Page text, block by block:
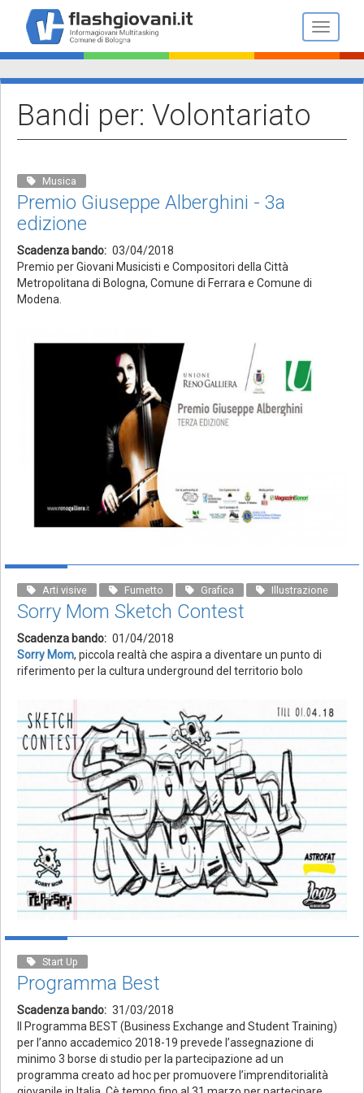
contenuto
principale
Toggle
Bandi per: Volontariato
Musica
Premio Giuseppe Alberghini - 3a
edizione
Scadenza bando
03/04/2018
Premio per Giovani Musicisti e Compositori della Città
Metropolitana di Bologna, Comune di Ferrara e Comune di
Modena.
Arti visive Fumetto Grafica Illustrazione
Sorry Mom Sketch Contest
Scadenza bando
01/04/2018
Sorry Mom, piccola realtà che aspira a diventare un punto di
riferimento per la cultura underground del territorio bolo
Start Up
Programma Best
Scadenza bando
31/03/2018
Il Programma BEST (Business Exchange and Student Training)
per l’anno accademico 2018-19 prevede l’assegnazione di
minimo 3 borse di studio per la partecipazione ad un
programma creato ad hoc per promuovere l’imprenditorialità